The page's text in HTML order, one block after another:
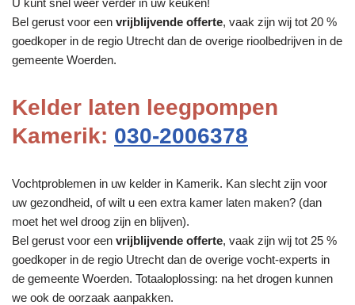
Bel gerust voor een vrijblijvende offerte, vaak zijn wij tot 20 %
goedkoper in de regio Utrecht dan de overige rioolbedrijven in de
gemeente Woerden.
Kelder laten leegpompen
Kamerik: 030-2006378
Vochtproblemen in uw kelder in Kamerik. Kan slecht zijn voor
uw gezondheid, of wilt u een extra kamer laten maken? (dan
moet het wel droog zijn en blijven).
Bel gerust voor een vrijblijvende offerte, vaak zijn wij tot 25 %
goedkoper in de regio Utrecht dan de overige vocht-experts in
de gemeente Woerden. Totaaloplossing: na het drogen kunnen
we ook de oorzaak aanpakken.